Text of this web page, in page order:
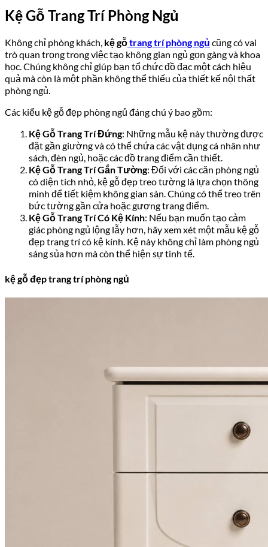
Kệ Gỗ Trang Trí Phòng Ngủ
Không chỉ phòng khách, kệ gỗtrang trí phòng ngủ cũng có vai
trò quan trọng trong việc tạo không gian ngủ gọn gàng và khoa
học. Chúng không chỉ giúp bạn tổ chức đồ đạc một cách hiệu
quả mà còn là một phần không thể thiếu của thiết kế nội thất
phòng ngủ.
Các kiểu kệ gỗ đẹp phòng ngủ đáng chú ý bao gồm:
Kệ Gỗ Trang Trí Đứng: Những mẫu kệ này thường được
đặt gần giường và có thể chứa các vật dụng cá nhân như
sách, đèn ngủ, hoặc các đồ trang điểm cần thiết.
Kệ Gỗ Trang Trí Gắn Tường: Đối với các căn phòng ngủ
có diện tích nhỏ, kệ gỗ đẹp treo tường là lựa chọn thông
minh để tiết kiệm không gian sàn. Chúng có thể treo trên
bức tường gần cửa hoặc gương trang điểm.
Kệ Gỗ Trang Trí Có Kệ Kính: Nếu bạn muốn tạo cảm
giác phòng ngủ lộng lẫy hơn, hãy xem xét một mẫu kệ gỗ
đẹp trang trí có kệ kính. Kệ này không chỉ làm phòng ngủ
sáng sủa hơn mà còn thể hiện sự tinh tế.
kệ gỗ đẹp trang trí phòng ngủ